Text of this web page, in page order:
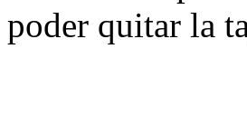
poder quitar la